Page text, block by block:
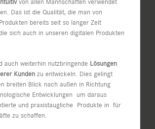
von allen Mannschaften verwendet
Das ist die Qualität, die man von
bereits seit so langer Zeit
sich auch in unseren digitalen Produkten
auch weiterhin nutzbringende Lösungen
Kunden zu entwickeln. Dies gelingt
breiten Blick nach außen in Richtung
Entwicklungen um daraus
und praxistaugliche Produkte in für
zu schaffen.